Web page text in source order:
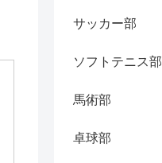
サッカー部
ソフトテニス部
馬術部
卓球部